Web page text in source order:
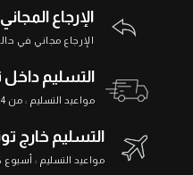
الإرجاع المجاني
الإرجاع مجاني في
التسليم
مواعيد التسليم : من 24 إلى 48 ساعة
التسليم خارج
مواعيد التسليم :